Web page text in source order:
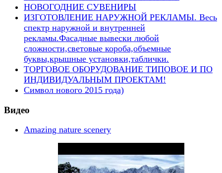
НОВОГОДНИЕ СУВЕНИРЫ
ИЗГОТОВЛЕНИЕ НАРУЖНОЙ РЕКЛАМЫ. Весь
спектр наружной и внутренней
рекламы.Фасадные вывески любой
сложности,световые короба,объемные
буквы,крышные установки,таблички.
ТОРГОВОЕ ОБОРУДОВАНИЕ ТИПОВОЕ И ПО
ИНДИВИДУАЛЬНЫМ ПРОЕКТАМ!
Символ нового 2015 года)
Видео
Amazing nature scenery